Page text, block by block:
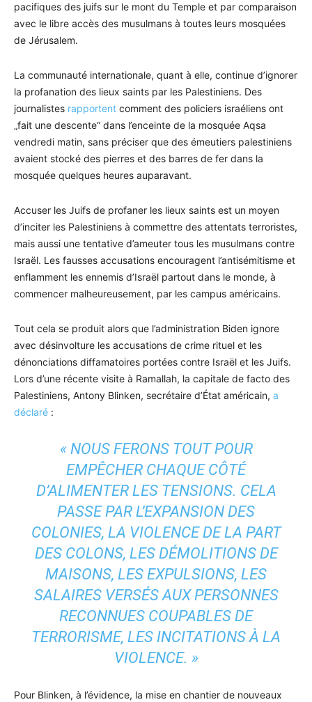
pacifiques des juifs sur le mont du Temple et par comparaison
avec le libre accès des musulmans à toutes leurs mosquées
de Jérusalem.
La communauté internationale, quant à elle, continue d’ignorer
la profanation des lieux saints par les Palestiniens. Des
journalistes rapportent comment des policiers israéliens ont
„fait une descente“ dans l’enceinte de la mosquée Aqsa
vendredi matin, sans préciser que des émeutiers palestiniens
avaient stocké des pierres et des barres de fer dans la
mosquée quelques heures auparavant.
Accuser les Juifs de profaner les lieux saints est un moyen
d’inciter les Palestiniens à commettre des attentats terroristes,
mais aussi une tentative d’ameuter tous les musulmans contre
Israël. Les fausses accusations encouragent l’antisémitisme et
enflamment les ennemis d’Israël partout dans le monde, à
commencer malheureusement, par les campus américains.
Tout cela se produit alors que l’administration Biden ignore
avec désinvolture les accusations de crime rituel et les
dénonciations diffamatoires portées contre Israël et les Juifs.
Lors d’une récente visite à Ramallah, la capitale de facto des
Palestiniens, Antony Blinken, secrétaire d’État américain, a
déclaré :
« NOUS FERONS TOUT POUR
EMPÊCHER CHAQUE CÔTÉ
D’ALIMENTER LES TENSIONS. CELA
PASSE PAR L’EXPANSION DES
COLONIES, LA VIOLENCE DE LA PART
DES COLONS, LES DÉMOLITIONS DE
MAISONS, LES EXPULSIONS, LES
SALAIRES VERSÉS AUX PERSONNES
RECONNUES COUPABLES DE
TERRORISME, LES INCITATIONS À LA
VIOLENCE. »
Pour Blinken, à l’évidence, la mise en chantier de nouveaux